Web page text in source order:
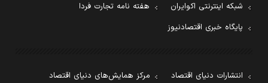
شبکه اینترنتی اکوایران
هفته نامه تجارت فردا
پایگاه خبری اقتصادنیوز
انتشارات دنیای اقتصاد
مرکز همایش‌های دنیای اقتصاد